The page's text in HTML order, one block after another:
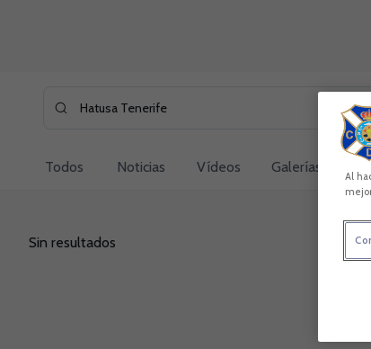
Introduce tu búsqueda, espera unos instantes y te
Todos Noticias Vídeos Galerías
Sin resultados
Al